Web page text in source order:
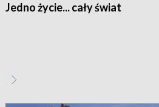
Jedno życie... cały świat